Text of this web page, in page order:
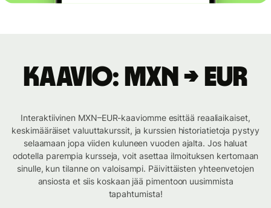
Kaavio: MXN → EUR
Interaktiivinen MXN–EUR-kaaviomme esittää reaaliaikaiset,
keskimääräiset valuuttakurssit, ja kurssien historiatietoja pystyy
selaamaan jopa viiden kuluneen vuoden ajalta. Jos haluat
odotella parempia kursseja, voit asettaa ilmoituksen kertomaan
sinulle, kun tilanne on valoisampi. Päivittäisten yhteenvetojen
ansiosta et siis koskaan jää pimentoon uusimmista
tapahtumista!